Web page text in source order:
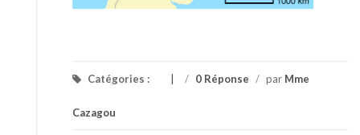
Catégories : / 0 Réponse / par Mme
Cazagou